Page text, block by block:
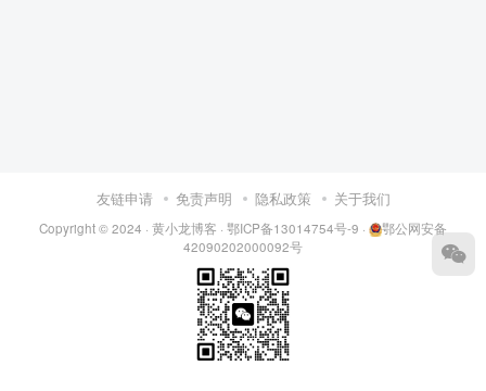
友链申请 免责声明 隐私政策 关于我们
Copyright © 2024 ·黄小龙博客 ·鄂ICP备13014754号-9 ·
鄂公网安备
42090202000092号